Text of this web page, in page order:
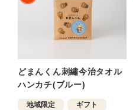
格
どまんくん刺繡今治タオル
ハンカチ(ブルー)
地域限定 ギフト